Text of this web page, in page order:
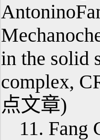
in the solid
complex,
点文章)
11. Fang